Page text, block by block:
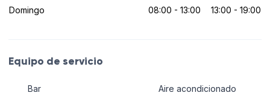
Domingo 08:00 - 13:00 13:00 - 19:00
Equipo de servicio
Bar Aire acondicionado